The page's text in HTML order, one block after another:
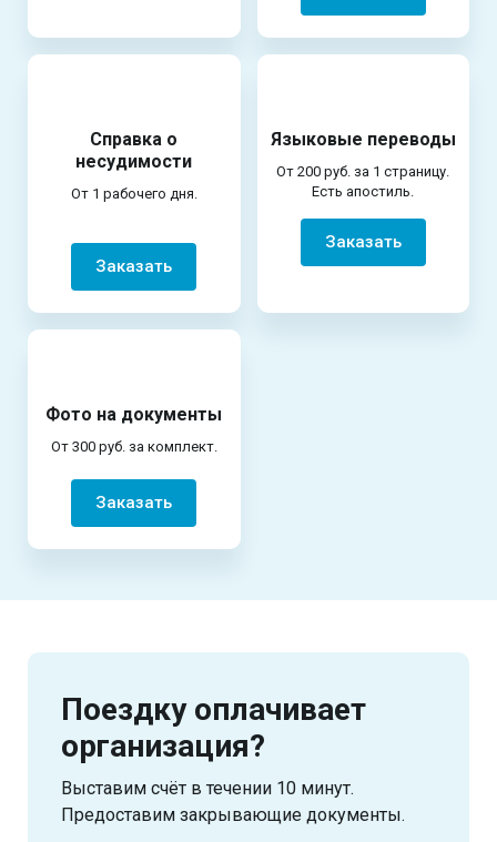
Справка о
несудимости
От 1 рабочего дня.
Заказать
Языковые переводы
От 200 руб. за 1 страницу.
Есть апостиль.
Заказать
Фото на документы
От 300 руб. за комплект.
Заказать
Поездку оплачивает
организация?
Выставим счёт в течении 10 минут.
Предоставим закрывающие документы.